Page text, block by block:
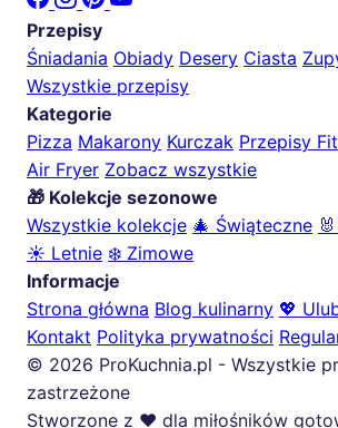
Przepisy
Śniadania Obiady Desery Ciasta
Wszystkie przepisy
Kategorie
Pizza Makarony Kurczak Przepisy Fit
Air Fryer Zobacz wszystkie
🎁 Kolekcje sezonowe
Wszystkie kolekcje 🎄 Świąteczne
☀️ Letnie ❄️ Zimowe
Informacje
Strona główna Blog kulinarny 💖
Kontakt Polityka prywatności
© 2026 ProKuchnia.pl - Wszystkie
zastrzeżone
Stworzone z ❤️ dla miłośników